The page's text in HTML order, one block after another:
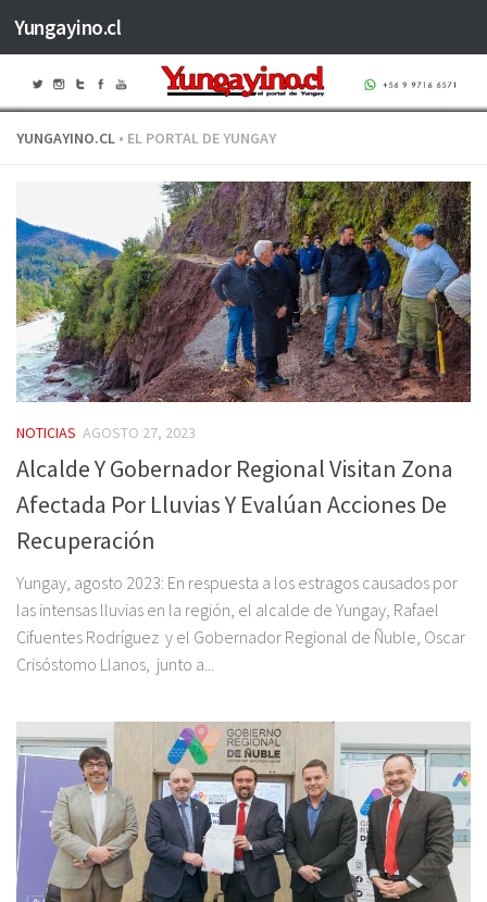
Saltar al contenido
Yungayino.cl
YUNGAYINO.CL • EL PORTAL DE YUNGAY
NOTICIAS AGOSTO 27, 2023
Alcalde Y Gobernador Regional Visitan Zona
Afectada Por Lluvias Y Evalúan Acciones De
Recuperación
Yungay, agosto 2023: En respuesta a los estragos causados por
las intensas lluvias en la región, el alcalde de Yungay, Rafael
Cifuentes Rodríguez y el Gobernador Regional de Ñuble, Oscar
Crisóstomo Llanos, junto a...